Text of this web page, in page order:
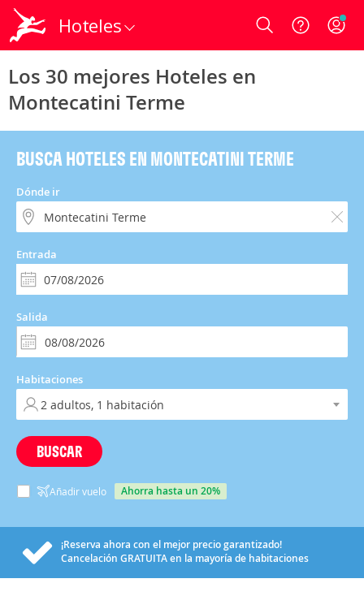
Hoteles Login
Los 30 mejores Hoteles en
Montecatini Terme
BUSCA HOTELES EN MONTECATINI TERME
Dónde ir
Entrada
Salida
Habitaciones
BUSCAR
Añadir vuelo ahorra hasta un 20%
¡Reserva ahora con el mejor precio garantizado!
Cancelación GRATUITAen la mayoría de habitaciones